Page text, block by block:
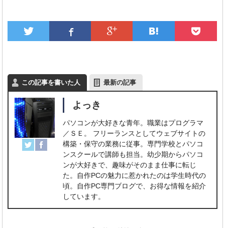
この記事を書いた人 最新の記事
よっき
パソコンが大好きな青年。職業はプログラマ
／ＳＥ。 フリーランスとしてウェブサイトの
構築・保守の業務に従事。専門学校とパソコ
ンスクールで講師も担当。幼少期からパソコ
ンが大好きで、趣味がそのまま仕事に転じ
た。自作PCの魅力に惹かれたのは学生時代の
頃。自作PC専門ブログで、お得な情報を紹介
しています。